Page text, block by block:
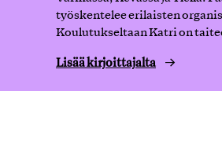
työskentelee erilaisten
Koulutukseltaan Katri on
Lisää kirjoittajalta